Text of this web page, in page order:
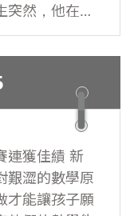
突然，他在康
多萬元捐給
寫進日本國中
興當初的小
最大信任，
一搏的機會，
會感謝台灣的
連獲佳績 新
艱澀的數學原
才能讓孩子願